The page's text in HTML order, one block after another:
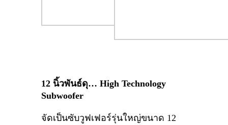
12 นิ้วพันธ์ดุ… High Technology
Subwoofer
จัดเป็นซับวูฟเฟอร์รุ่นใหญ่ขนาด 12